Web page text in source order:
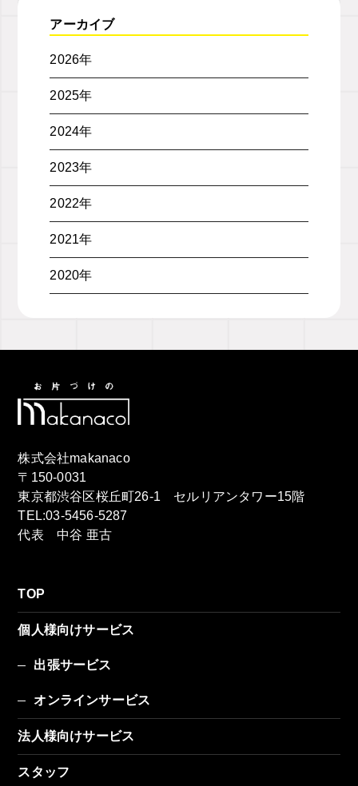
アーカイブ
2026年
2025年
2024年
2023年
2022年
2021年
2020年
株式会社makanaco
〒150-0031
東京都渋谷区桜丘町26-1 セルリアンタワー15階
TEL:03-5456-5287
代表 中谷 亜古
TOP
個人様向けサービス
出張サービス
オンラインサービス
法人様向けサービス
スタッフ